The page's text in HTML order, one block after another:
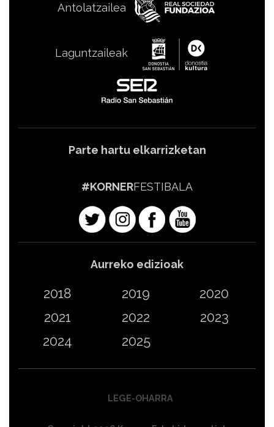
Antolatzailea
Laguntzaileak
Parte hartu elkarrizketan
#KORNERFESTIBALA
Aurreko edizioak
2018 2019
2020
2021
2022
2023
2024
2025
LEGE-OHARRA